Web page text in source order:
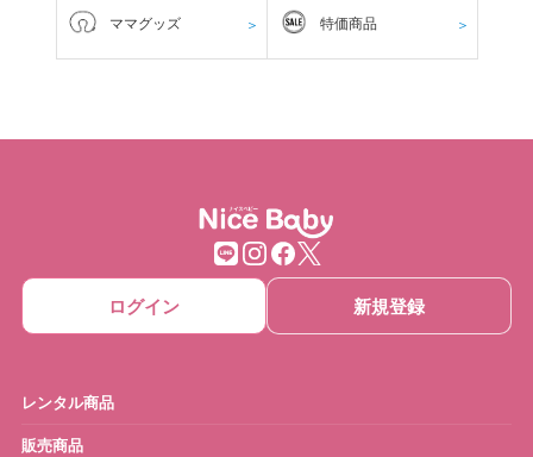
ママグッズ ＞ 特価商品 ＞
ログイン 新規登録
レンタル商品
販売商品